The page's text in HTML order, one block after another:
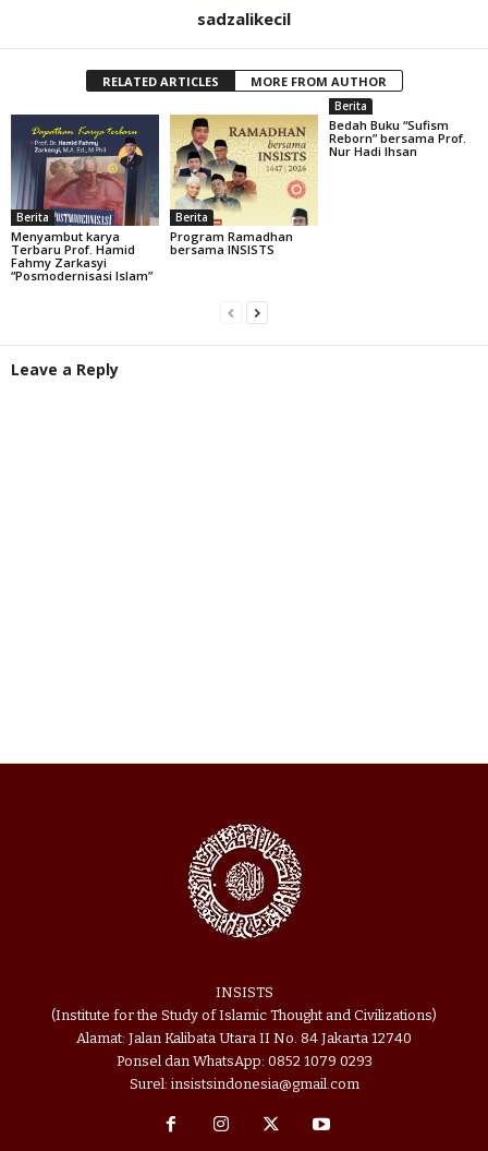
sadzalikecil
RELATED ARTICLES MORE FROM AUTHOR
Berita
Menyambut karya
Terbaru Prof. Hamid
Fahmy Zarkasyi
“Posmodernisasi Islam”
Berita
Program Ramadhan
bersama INSISTS
Berita
Bedah Buku “Sufism
Reborn” bersama Prof.
Nur Hadi Ihsan
Leave a Reply
INSISTS
(Institute for the Study of Islamic Thought and Civilizations)
Alamat: Jalan Kalibata Utara II No. 84 Jakarta 12740
Ponsel dan WhatsApp: 0852 1079 0293
Surel: insistsindonesia@gmail.com